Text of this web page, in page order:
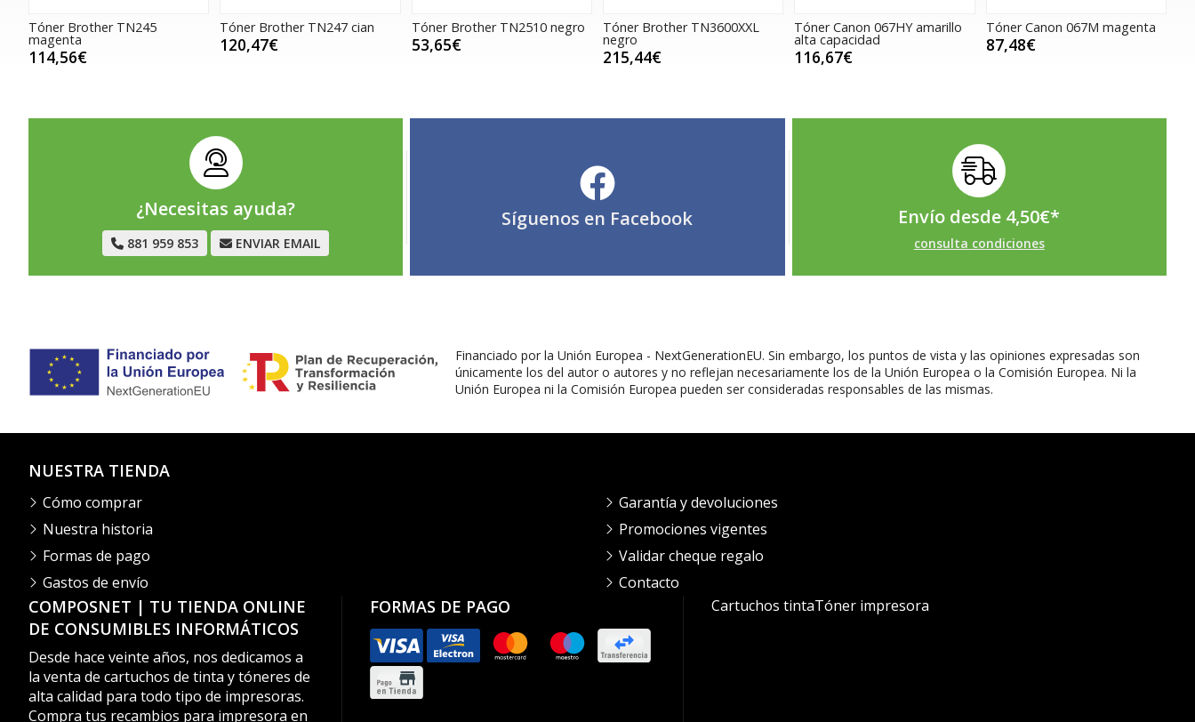
Tóner Brother TN245
magenta
114,56€
Tóner Brother TN247 cian
120,47€
Tóner Brother TN2510 negro
53,65€
Tóner Brother TN3600XXL
negro
215,44€
Tóner Canon 067HY amarillo
alta capacidad
116,67€
Tóner Canon 067M magenta
87,48€
¿Necesitas ayuda?
881 959 853 ENVIAR EMAIL
Síguenos en Facebook Envío desde 4,50€*
consulta condiciones
Financiado por la Unión Europea - NextGenerationEU. Sin embargo, los puntos de vista y las opiniones expresadas son
únicamente los del autor o autores y no reflejan necesariamente los de la Unión Europea o la Comisión Europea. Ni la
Unión Europea ni la Comisión Europea pueden ser consideradas responsables de las mismas.
COMPOSNET | TU TIENDA ONLINE
DE CONSUMIBLES INFORMÁTICOS
Desde hace veinte años, nos dedicamos a
la venta de cartuchos de tinta y tóneres de
alta calidad para todo tipo de impresoras.
Compra tus recambios para impresora en
FORMAS DE PAGO
NUESTRA TIENDA
Cómo comprar
Nuestra historia
Formas de pago
Gastos de envío
Garantía y devoluciones
Promociones vigentes
Validar cheque regalo
Contacto
Cartuchos tintaTóner impresora